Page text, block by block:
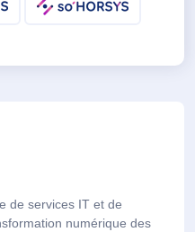
de services IT et de
numérique des